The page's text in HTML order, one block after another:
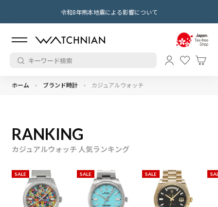
令和8年熊本地震による影響について
ホーム ブランド時計 カジュアルウォッチ
RANKING
カジュアルウォッチ 人気ランキング
SALE SALE SALE